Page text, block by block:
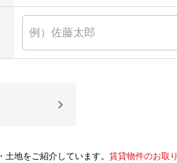
地をご紹介しています。 賃貸物件のお取